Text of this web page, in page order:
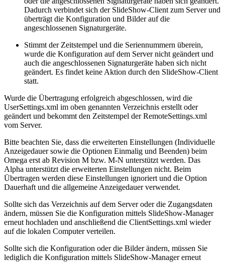
Dadurch verbindet sich der SlideShow-Client zum Server und
überträgt die Konfiguration und Bilder auf die
angeschlossenen Signaturgeräte.
Stimmt der Zeitstempel und die Seriennummern überein,
wurde die Konfiguration auf dem Server nicht geändert und
auch die angeschlossenen Signaturgeräte haben sich nicht
geändert. Es findet keine Aktion durch den SlideShow-Client
statt.
Wurde die Übertragung erfolgreich abgeschlossen, wird die
UserSettings.xml im oben genannten Verzeichnis erstellt oder
geändert und bekommt den Zeitstempel der RemoteSettings.xml
vom Server.
Bitte beachten Sie, dass die erweiterten Einstellungen (Individuelle
Anzeigedauer sowie die Optionen Einmalig und Beenden) beim
Omega erst ab Revision M bzw. M-N unterstützt werden. Das
Alpha unterstützt die erweiterten Einstellungen nicht. Beim
Übertragen werden diese Einstellungen ignoriert und die Option
Dauerhaft und die allgemeine Anzeigedauer verwendet.
Sollte sich das Verzeichnis auf dem Server oder die Zugangsdaten
ändern, müssen Sie die Konfiguration mittels SlideShow-Manager
erneut hochladen und anschließend die ClientSettings.xml wieder
auf die lokalen Computer verteilen.
Sollte sich die Konfiguration oder die Bilder ändern, müssen Sie
lediglich die Konfiguration mittels SlideShow-Manager erneut